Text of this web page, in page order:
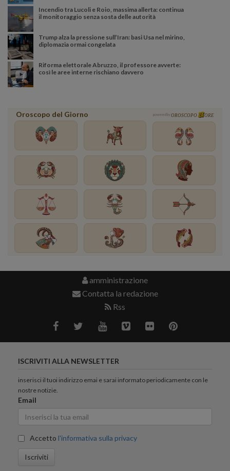
Incendio tra Lucoli e Roio, massima allerta: continua
il monitoraggio senza sosta delle autorità
Trump alza la pressione sull’Iran: basi Usa nel mirino,
diplomazia ormai congelata
Riforma elettorale Abruzzo, il professore avverte:
così le aree interne rischiano davvero
Oroscopo del Giorno powered by OROSCOPO ORE
amministrazione
Contatta la redazione
Rss
ISCRIVITI ALLA NEWSLETTER
inserisci il tuoi indirizzo emai e sarai informato periodicamente con le
nostre notizie.
Email
Accetto l'informativa sulla privacy
Iscriviti